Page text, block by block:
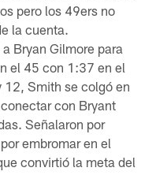
pero los 49ers no
la cuenta.
Bryan Gilmore para
el 45 con 1:37 en el
12, Smith se colgó en
con Bryant
Señalaron por
embromar en el
convirtió la meta del